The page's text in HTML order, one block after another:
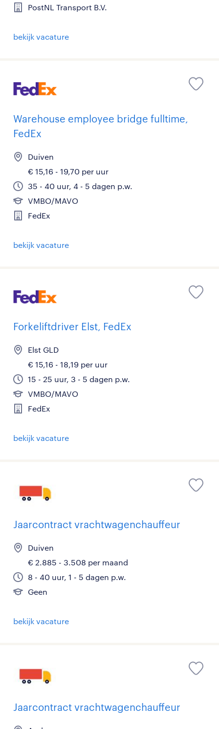
PostNL Transport B.V.
bekijk vacature
Warehouse employee bridge fulltime,
FedEx
Duiven
€ 15,16 - 19,70 per uur
35 - 40 uur, 4 - 5 dagen p.w.
VMBO/MAVO
FedEx
bekijk vacature
Forkeliftdriver Elst, FedEx
Elst GLD
€ 15,16 - 18,19 per uur
15 - 25 uur, 3 - 5 dagen p.w.
VMBO/MAVO
FedEx
bekijk vacature
Jaarcontract vrachtwagenchauffeur
Duiven
€ 2.885 - 3.508 per maand
8 - 40 uur, 1 - 5 dagen p.w.
Geen
bekijk vacature
Jaarcontract vrachtwagenchauffeur